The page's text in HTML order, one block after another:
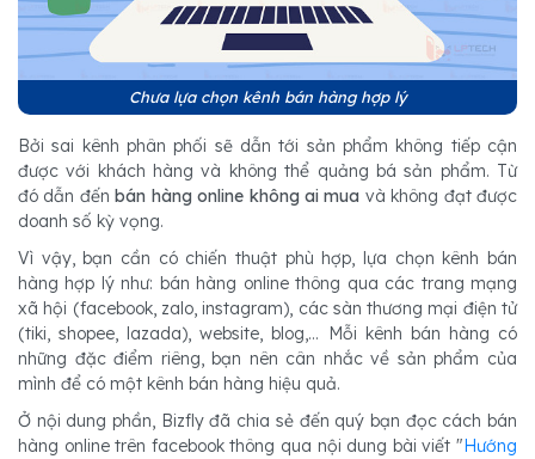
Chưa lựa chọn kênh bán hàng hợp lý
Bởi sai kênh phân phối sẽ dẫn tới sản phẩm không tiếp cận
được với khách hàng và không thể quảng bá sản phẩm. Từ
đó dẫn đến bán hàng online không ai mua và không đạt được
doanh số kỳ vọng.
Vì vậy, bạn cần có chiến thuật phù hợp, lựa chọn kênh bán
hàng hợp lý như: bán hàng online thông qua các trang mạng
xã hội (facebook, zalo, instagram), các sàn thương mại điện tử
(tiki, shopee, lazada), website, blog,… Mỗi kênh bán hàng có
những đặc điểm riêng, bạn nên cân nhắc về sản phẩm của
mình để có một kênh bán hàng hiệu quả.
Ở nội dung phần, Bizfly đã chia sẻ đến quý bạn đọc cách bán
hàng online trên facebook thông qua nội dung bài viết " Hướng